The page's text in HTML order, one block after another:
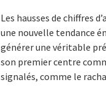
Les hausses de chiffres
une nouvelle tendance
générer une véritable
son premier centre
signalés, comme le